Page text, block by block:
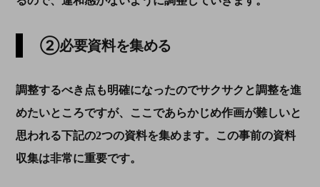
②必要資料を集める
調整するべき点も明確になったのでサクサクと調整を進
めたいところですが、ここであらかじめ作画が難しいと
思われる下記の2つの資料を集めます。この事前の資料
収集は非常に重要です。